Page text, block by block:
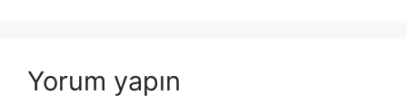
Yorum yapın